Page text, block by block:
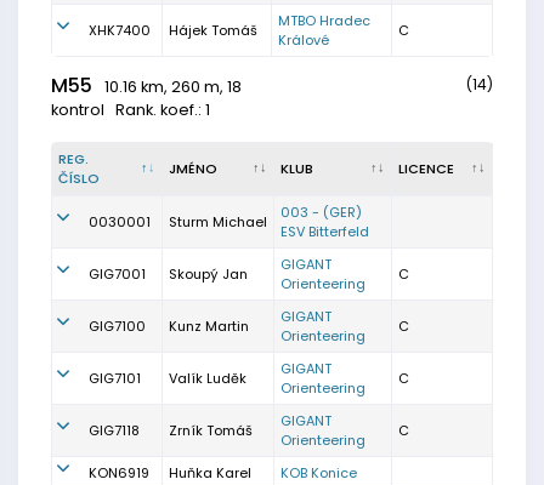
XHK7400 Hájek Tomáš
MTBO Hradec
Králové
C
M55
10.16 km, 260 m, 18
kontrol Rank. koef.: 1
(14)
REG.
ČÍSLO
JMÉNO KLUB LICENCE
0030001 Sturm Michael
003 - (GER)
ESV Bitterfeld
GIG7001 Skoupý Jan
GIGANT
Orienteering
C
GIG7100 Kunz Martin
GIGANT
Orienteering
C
GIG7101 Valík Luděk
GIGANT
Orienteering
C
GIG7118 Zrník Tomáš
GIGANT
Orienteering
C
KON6919 Huňka Karel KOB Konice